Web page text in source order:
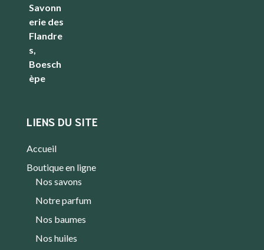
LIENS DU SITE
Accueil
Boutique en ligne
Nos savons
Notre parfum
Nos baumes
Nos huiles